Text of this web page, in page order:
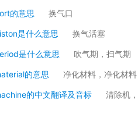
的意思 换气口
是什么意思 换气活塞
是什么意思 吹气期，扫气期
的意思 净化材料，净化材料
的中文翻译及音标 清除机